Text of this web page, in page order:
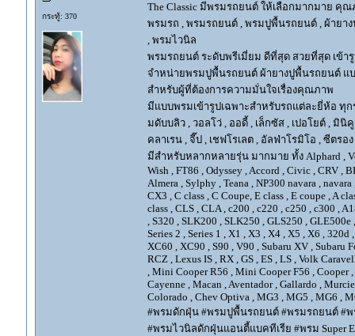
กระทู้: 370
The Classic มีพรมรถยนต์ ให้เลือกมากมาย คุ
พรมรถ , พรมรถยนต์ , พรมปูพื้นรถยนต์ , ผ้ายา
, พรมไวนิล
พรมรถยนต์ ระดับพรีเมี่ยม ดีที่สุด สวยที่สุด เข้ารู
จำหน่ายพรมปูพื้นรถยนต์ ผ้ายางปูพื้นรถยนต์ แบบ
สำหรับผู้ที่ต้องการความมั่นใจเรื่องคุณภาพ
มีแบบพรมเข้ารูปเฉพาะสำหรับรถแต่ละยี่ห้อ ทุก
มดับบลิว , วอลโว่ , ออดี้ , เล็กซัส , เปอโยต์ , มินิ
คลาเรน , จี๊ป , เชฟโรเลต , อัลฟ่าโรมิโอ , ซีตร
มีสำหรับหลากหลายรุ่น มากมาย ทั้ง Alphard ,
Wish , FT86 , Odyssey , Accord , Civic , CRV ,
Almera , Sylphy , Teana , NP300 navara ,
CX3 , C class , C Coupe, E class , E coupe , A
class , CLS , CLA , c200 , c220 , c250 , c300 ,
, S320 , SLK200 , SLK250 , GLS250 , GLE500e
Series 2 , Series 1 , X1 , X3 , X4 , X5 , X6 ,
XC60 , XC90 , S90 , V90 , Subaru XV , Subaru
RCZ , Lexus IS , RX , GS , ES , LS , Volk
, Mini Cooper R56 , Mini Cooper F56 , Cooper
Cayenne , Macan , Aventador , Gallardo ,
Colorado , Chev Optiva , MG3 , MG5 , MG6 ,
#พรมดักฝุ่น #พรมปูพื้นรถยนต์ #พรมรถยนต์ #พ
#พรมไวนิลดักฝุ่นแอนตี้แบคทีเรีย #พรม Super